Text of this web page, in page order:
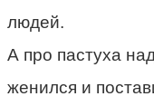
людей.
А про пастуха
женился и